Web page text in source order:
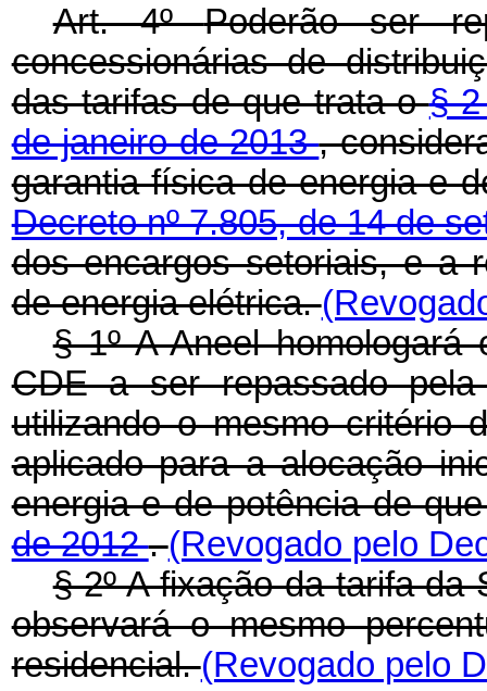
Art. 4ºPoderão ser
concessionárias de
das tarifas de que trata o§
de janeiro de 2013,
garantia física de energia e
Decreto nº 7.805, de 14 de
dos encargos setoriais, e a
de energia elétrica.
§ 1º A Aneel
CDE a ser repassado
utilizando o mesmo critério
aplicado para a alocação
energia e de potência de
de 2012.(Revogado pelo
§ 2º A fixação da tarifa da
observará o mesmo
residencial.(Revogado pelo